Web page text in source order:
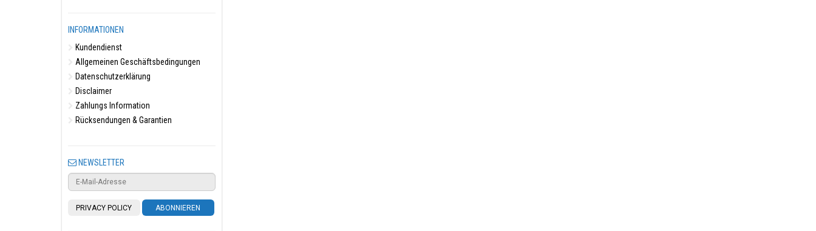
INFORMATIONEN
Kundendienst
Allgemeinen Geschäftsbedingungen
Datenschutzerklärung
Disclaimer
Zahlungs Information
Rücksendungen & Garantien
NEWSLETTER
PRIVACY POLICY ABONNIEREN